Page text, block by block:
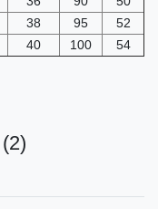
38 95
52
40 100 54
(2)